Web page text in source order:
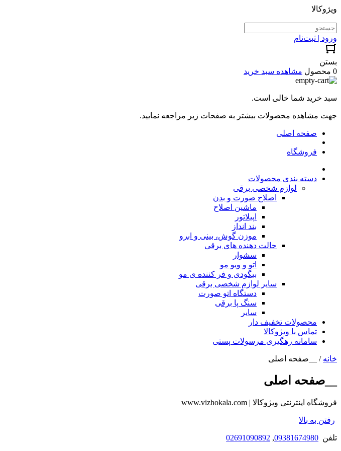
ویژوکالا
ورود | ثبت‌نام
بستن
0 محصول
مشاهده سبد خرید
سبد خرید شما خالی است.
جهت مشاهده محصولات بیشتر به صفحات زیر مراجعه نمایید.
صفحه اصلی
فروشگاه
دسته بندی محصولات
لوازم شخصی برقی
اصلاح صورت و بدن
ماشین اصلاح
اپیلاتور
بند انداز
موزن گوش، بینی و ابرو
حالت دهنده های برقی
سشوار
اتو و ویو مو
بیگودی و فر کننده ی مو
سایر لوازم شخصی برقی
دستگاه اتو صورت
سنگ پا برقی
سایر
محصولات تخفیف دار
تماس با ویژوکالا
سامانه رهگیری مرسولات پستی
خانه / __صفحه اصلی
__صفحه اصلی
فروشگاه اینترنتی ویژوکالا | www.vizhokala.com
رفتن به بالا
تلفن 09381674980
,
02691090892